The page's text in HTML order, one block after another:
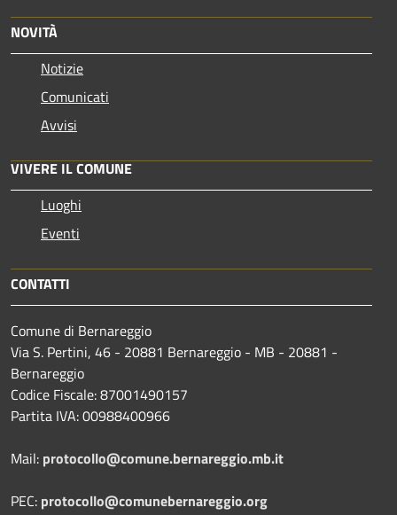
NOVITÀ
Notizie
Comunicati
Avvisi
VIVERE IL COMUNE
Luoghi
Eventi
CONTATTI
Comune di Bernareggio
Via S. Pertini, 46 - 20881 Bernareggio - MB - 20881 -
Bernareggio
Codice Fiscale: 87001490157
Partita IVA: 00988400966
Mail: protocollo@comune.bernareggio.mb.it
PEC: protocollo@comunebernareggio.org